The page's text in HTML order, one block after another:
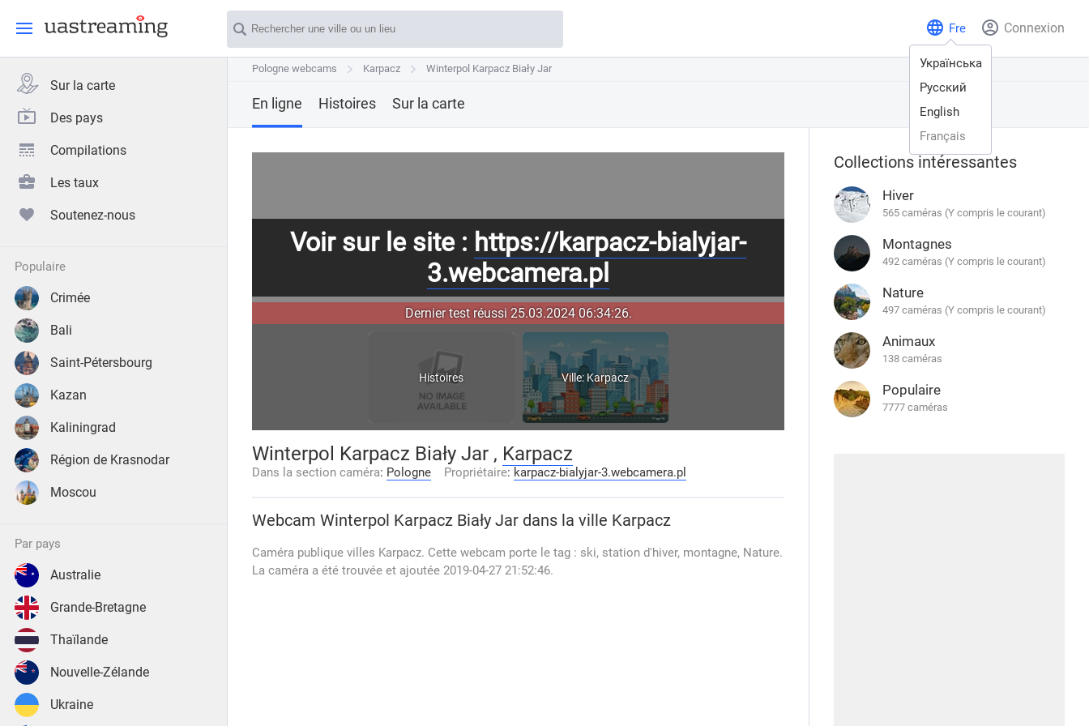
Connexion
Fre
Українська
Русский
English
Français
Sur la carte
Des pays
Compilations
Les taux
Soutenez-nous
populaire
Crimée
Bali
Saint-Pétersbourg
Kazan
Kaliningrad
Région de Krasnodar
Moscou
par pays
Australie
Grande-Bretagne
Thaïlande
Nouvelle-Zélande
Ukraine
Pologne webcams Karpacz Winterpol Karpacz Biały Jar
Pologne webcams Karpacz Winterpol Karpacz Biały Jar
En ligne Histoires Sur la carte
Voir sur le site : https://karpacz-bialyjar-
3.webcamera.pl
Dernier test réussi 25.03.2024 06:34:26.
Histoires Ville: Karpacz
Winterpol Karpacz Biały Jar , Karpacz
Dans la section caméra: Pologne Propriétaire: karpacz-bialyjar-3.webcamera.pl
Webcam Winterpol Karpacz Biały Jar dans la ville Karpacz
Caméra publique villes Karpacz. Cette webcam porte le tag : ski, station d'hiver, montagne, Nature.
La caméra a été trouvée et ajoutée 2019-04-27 21:52:46.
Collections intéressantes
Hiver
565 caméras (Y compris le courant)
Montagnes
492 caméras (Y compris le courant)
Nature
497 caméras (Y compris le courant)
Animaux
138 caméras
Populaire
7777 caméras